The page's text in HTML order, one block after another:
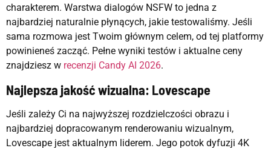
charakterem. Warstwa dialogów NSFW to jedna z
najbardziej naturalnie płynących, jakie testowaliśmy. Jeśli
sama rozmowa jest Twoim głównym celem, od tej platformy
powinieneś zacząć. Pełne wyniki testów i aktualne ceny
znajdziesz w recenzji Candy AI 2026.
Najlepsza jakość wizualna: Lovescape
Jeśli zależy Ci na najwyższej rozdzielczości obrazu i
najbardziej dopracowanym renderowaniu wizualnym,
Lovescape jest aktualnym liderem. Jego potok dyfuzji 4K